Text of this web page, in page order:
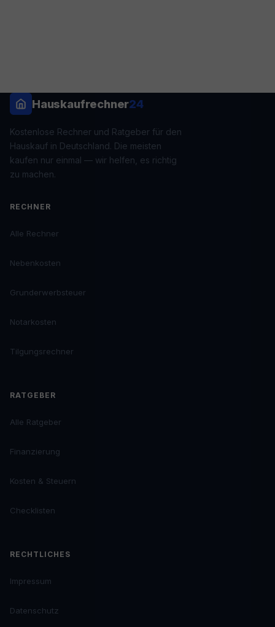
Hauskaufrechner24
Kostenlose Rechner und Ratgeber für den
Hauskauf in Deutschland. Die meisten
kaufen nur einmal — wir helfen, es richtig
zu machen.
RECHNER
Alle Rechner
Nebenkosten
Grunderwerbsteuer
Notarkosten
Tilgungsrechner
RATGEBER
Alle Ratgeber
Finanzierung
Kosten & Steuern
Checklisten
RECHTLICHES
Impressum
Datenschutz